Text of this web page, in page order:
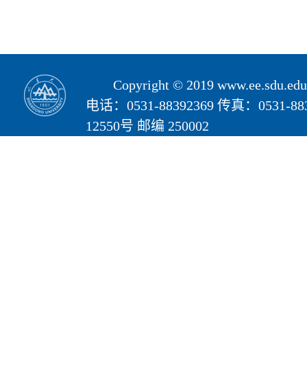
Copyright © 2019
电话：0531-88392369 传真：0531-
12550号 邮编 250002